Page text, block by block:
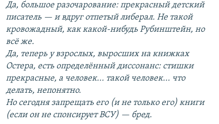
Да, большое разочарование: прекрасный детский
писатель — и вдруг отпетый либерал. Не такой
кровожадный, как какой-нибудь Рубинштейн, но
всё же.
Да, теперь у взрослых, выросших на книжках
Остера, есть определённый диссонанс: стишки
прекрасные, а человек... такой человек... что
делать, непонятно.
Но сегодня запрещать его (и не только его) книги
(если он не спонсирует ВСУ) — бред.